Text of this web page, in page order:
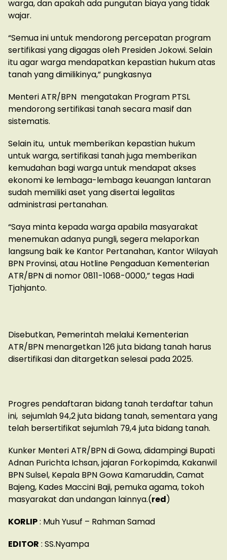
warga, dan apakah ada pungutan biaya yang tidak
wajar.
“Semua ini untuk mendorong percepatan program
sertifikasi yang digagas oleh Presiden Jokowi. Selain
itu agar warga mendapatkan kepastian hukum atas
tanah yang dimilikinya,” pungkasnya
Menteri ATR/BPN mengatakan Program PTSL
mendorong sertifikasi tanah secara masif dan
sistematis.
Selain itu, untuk memberikan kepastian hukum
untuk warga, sertifikasi tanah juga memberikan
kemudahan bagi warga untuk mendapat akses
ekonomi ke lembaga-lembaga keuangan lantaran
sudah memiliki aset yang disertai legalitas
administrasi pertanahan.
“Saya minta kepada warga apabila masyarakat
menemukan adanya pungli, segera melaporkan
langsung baik ke Kantor Pertanahan, Kantor Wilayah
BPN Provinsi, atau Hotline Pengaduan Kementerian
ATR/BPN di nomor 0811-1068-0000,” tegas Hadi
Tjahjanto.
Disebutkan, Pemerintah melalui Kementerian
ATR/BPN menargetkan 126 juta bidang tanah harus
disertifikasi dan ditargetkan selesai pada 2025.
Progres pendaftaran bidang tanah terdaftar tahun
ini, sejumlah 94,2 juta bidang tanah, sementara yang
telah bersertifikat sejumlah 79,4 juta bidang tanah.
Kunker Menteri ATR/BPN di Gowa, didampingi Bupati
Adnan Purichta Ichsan, jajaran Forkopimda, Kakanwil
BPN Sulsel, Kepala BPN Gowa Kamaruddin, Camat
Bajeng, Kades Maccini Baji, pemuka agama, tokoh
masyarakat dan undangan lainnya.(red)
KORLIP: Muh Yusuf – Rahman Samad
EDITOR : SS.Nyampa